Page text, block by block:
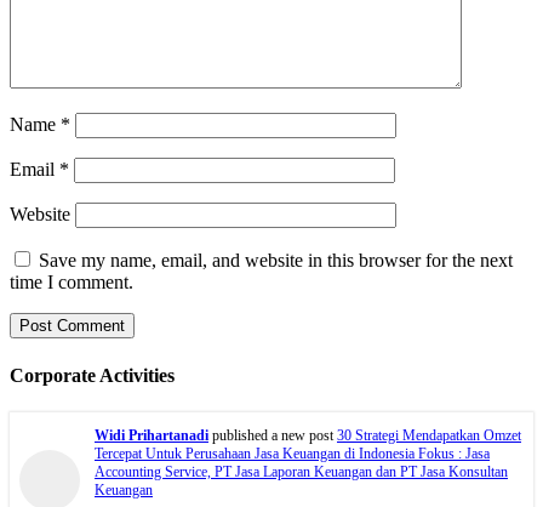
Name *
Email *
Website
Save my name, email, and website in this browser for the next
time I comment.
Corporate Activities
Widi Prihartanadi published a new post 30 Strategi Mendapatkan Omzet
Tercepat Untuk Perusahaan Jasa Keuangan di Indonesia Fokus : Jasa
Accounting Service, PT Jasa Laporan Keuangan dan PT Jasa Konsultan
Keuangan